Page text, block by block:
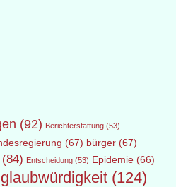
(92) Berichterstattung (53)
(67) bürger (67)
(84) Entscheidung (53) Epidemie (66)
glaubwürdigkeit (124)